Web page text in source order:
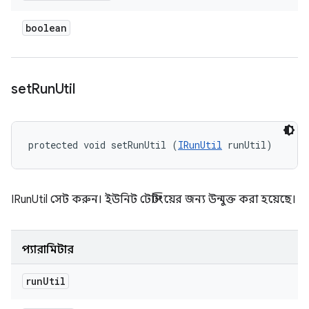
boolean
setRunUtil
protected void setRunUtil (IRunUtil runUtil)
IRunUtil সেট করুন। ইউনিট টেস্টিংয়ের জন্য উন্মুক্ত করা হয়েছে।
প্যারামিটার
runUtil